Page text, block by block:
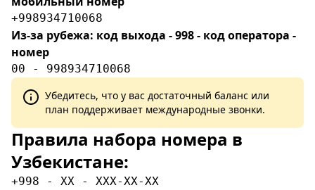
+998934710068
Из-за рубежа: код выхода - 998 - код оператора -
номер
00 - 998934710068
Убедитесь, что у вас достаточный баланс или
план поддерживает международные звонки.
Правила набора номера в
Узбекистане:
+998 - XX - XXX-XX-XX